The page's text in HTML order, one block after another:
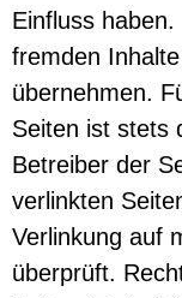
Einfluss
fremden
übernehmen.
Seiten ist stets
Betreiber der
verlinkten
Verlinkung auf
überprüft.